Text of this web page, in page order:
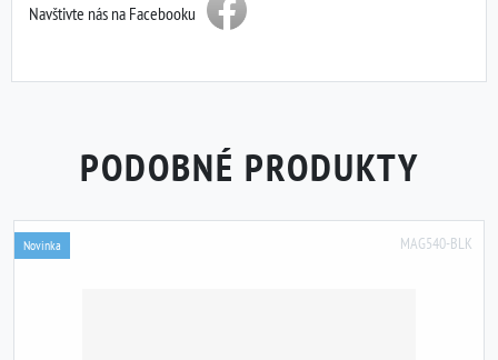
Navštivte nás na Facebooku
PODOBNÉ PRODUKTY
MAG540-BLK
Novinka